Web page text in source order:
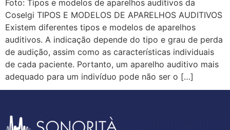
Foto: Tipos e modelos de aparelhos auditivos da
Coselgi TIPOS E MODELOS DE APARELHOS AUDITIVOS
Existem diferentes tipos e modelos de aparelhos
auditivos. A indicação depende do tipo e grau de perda
de audição, assim como as características individuais
de cada paciente. Portanto, um aparelho auditivo mais
adequado para um indivíduo pode não ser o […]